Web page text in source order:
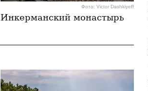
Фото: Victor Dashkiyeff
Инкерманский монастырь